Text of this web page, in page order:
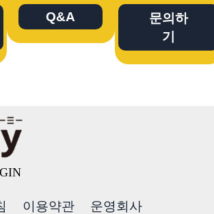
Q&A
문의하
기
이용약관 운영회사